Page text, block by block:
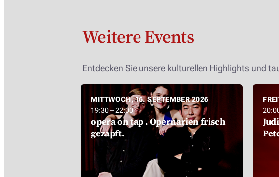
Weitere Events
Entdecken Sie unsere kulturellen Highlights und
MITTWOCH, 16. SEPTEMBER 2026
19:30 – 22:00
opera on tap . Opernarien frisch
gezapft.